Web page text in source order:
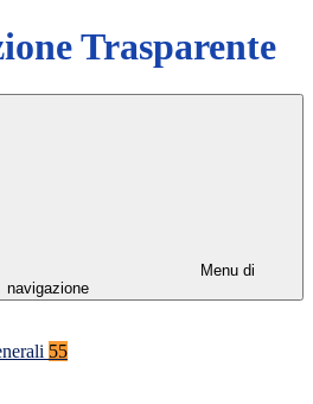
Trasparente
Menu di
navigazione
55